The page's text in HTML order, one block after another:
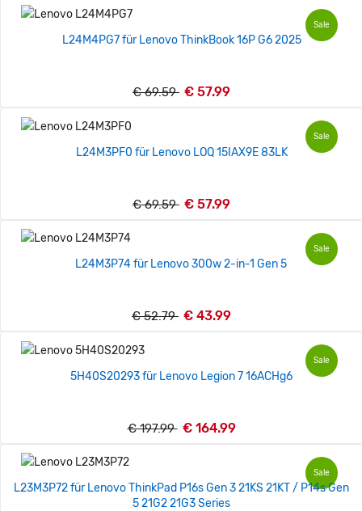
Sale
L24M4PG7 für Lenovo ThinkBook 16P G6 2025
€ 69.59 € 57.99
Sale
L24M3PF0 für Lenovo LOQ 15IAX9E 83LK
€ 69.59 € 57.99
Sale
L24M3P74 für Lenovo 300w 2-in-1 Gen 5
€ 52.79 € 43.99
Sale
5H40S20293 für Lenovo Legion 7 16ACHg6
€ 197.99 € 164.99
Sale
L23M3P72 für Lenovo ThinkPad P16s Gen 3 21KS 21KT / P14s Gen
5 21G2 21G3 Series